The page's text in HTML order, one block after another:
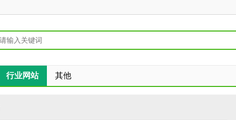
行业网站 其他